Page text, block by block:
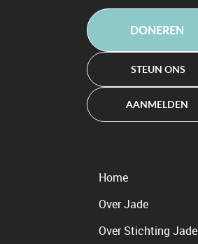
DONEREN
STEUN ONS
AANMELDEN
Home
Over Jade
Over Stichting Jade